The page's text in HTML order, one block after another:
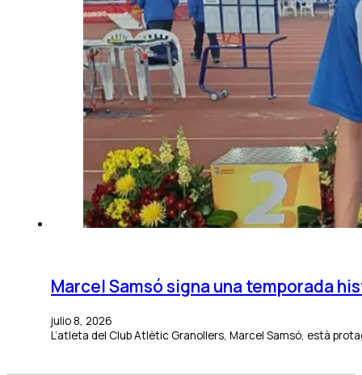
Marcel Samsó signa una temporada
julio 8, 2026
L’atleta del Club Atlètic Granollers, Marcel Samsó, està